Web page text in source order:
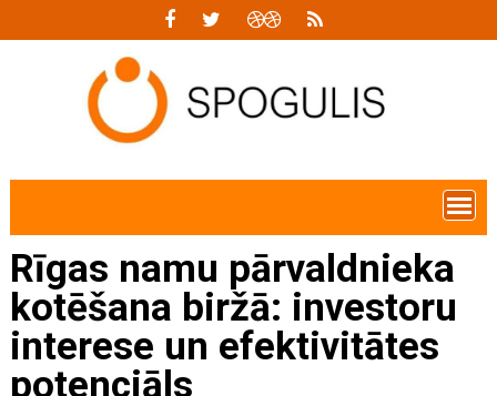
Rīgas namu pārvaldnieka
kotēšana biržā: investoru
interese un efektivitātes
potenciāls